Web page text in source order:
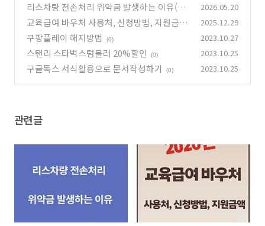
리스차량 전손처리 위약금 발생하는 이유(계
약기간 남아 있으면 꼭 읽으세요) (0)
2026.05.20
교육급여 바우처 사용처, 신청방법, 지원금액
(0)
2025.12.29
쿠팡플레이 해지방법 (0) 2023.10.27
스탠리 스타벅스텀블러 20%할인 (0) 2023.10.25
구글독스 서식활용으로 문서작성하기 (0) 2023.10.25
관련글